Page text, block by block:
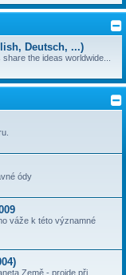
Deutsch, ...)
the ideas worldwide...
ódy
váže k této významné
Země - projde při